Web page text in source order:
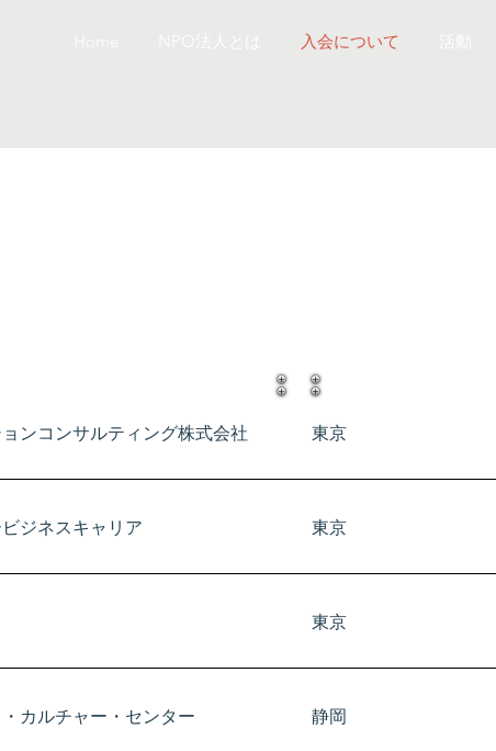
入会について
事務所 東京
埼玉
東京
ンコンサルティング株式会社 ​東京
ジネスキャリア 東京
東京
カルチャー・センター 静岡